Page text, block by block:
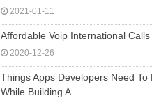
2021-01-11
Affordable Voip International Calls
2020-12-26
Things Apps Developers Need To
While Building A